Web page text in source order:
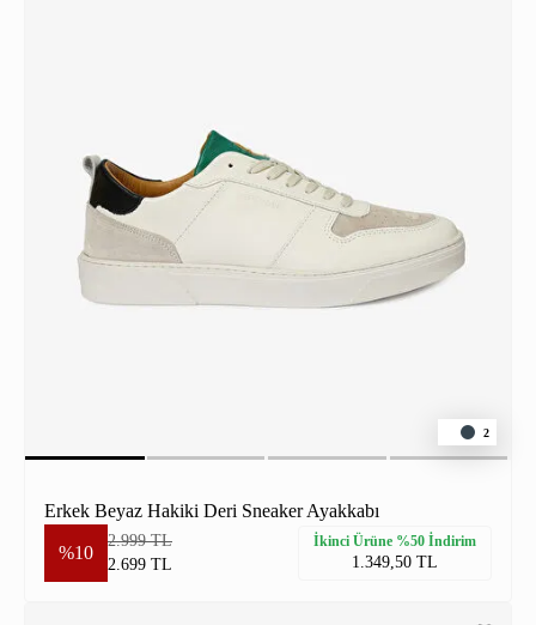
2
Erkek Beyaz Hakiki Deri Sneaker Ayakkabı
%10
2.999 TL
2.699 TL
İkinci Ürüne %50 İndirim
1.349,50 TL